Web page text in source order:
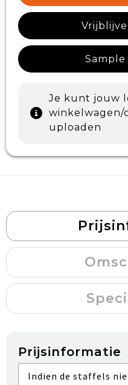
Sample
Je kunt jouw
winkelwagen/
uploaden
Prijsinformatie
Indien de staffels